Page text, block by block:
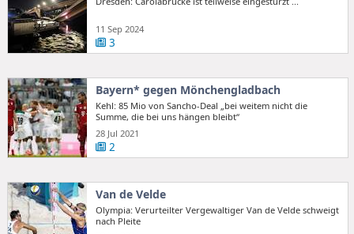
11 Sep 2024
3
Bayern* gegen Mönchengladbach
Kehl: 85 Mio von Sancho-Deal „bei weitem nicht die
Summe, die bei uns hängen bleibt“
28 Jul 2021
2
Van de Velde
Olympia: Verurteilter Vergewaltiger Van de Velde schweigt
nach Pleite